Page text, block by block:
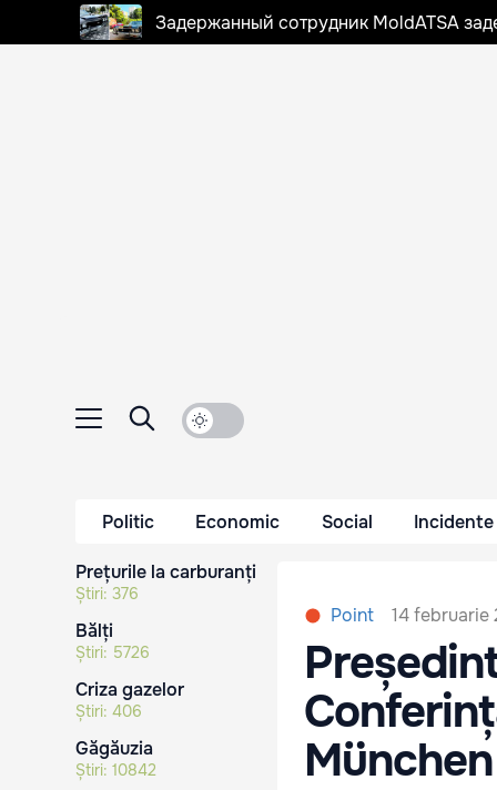
Задержанный сотрудник MoldATSA
Politic Economic Social Incidente
Prețurile la carburanți
Știri: 376
Bălți
Știri: 5726
Criza gazelor
Știri: 406
Găgăuzia
Știri: 10842
Point 14
München